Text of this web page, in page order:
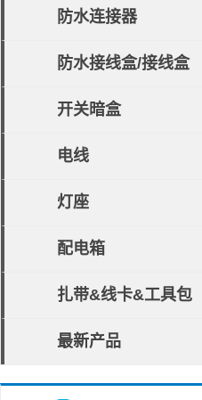
防水连接器
防水接线盒/接线盒
开关暗盒
电线
灯座
配电箱
扎带&线卡&工具包
最新产品